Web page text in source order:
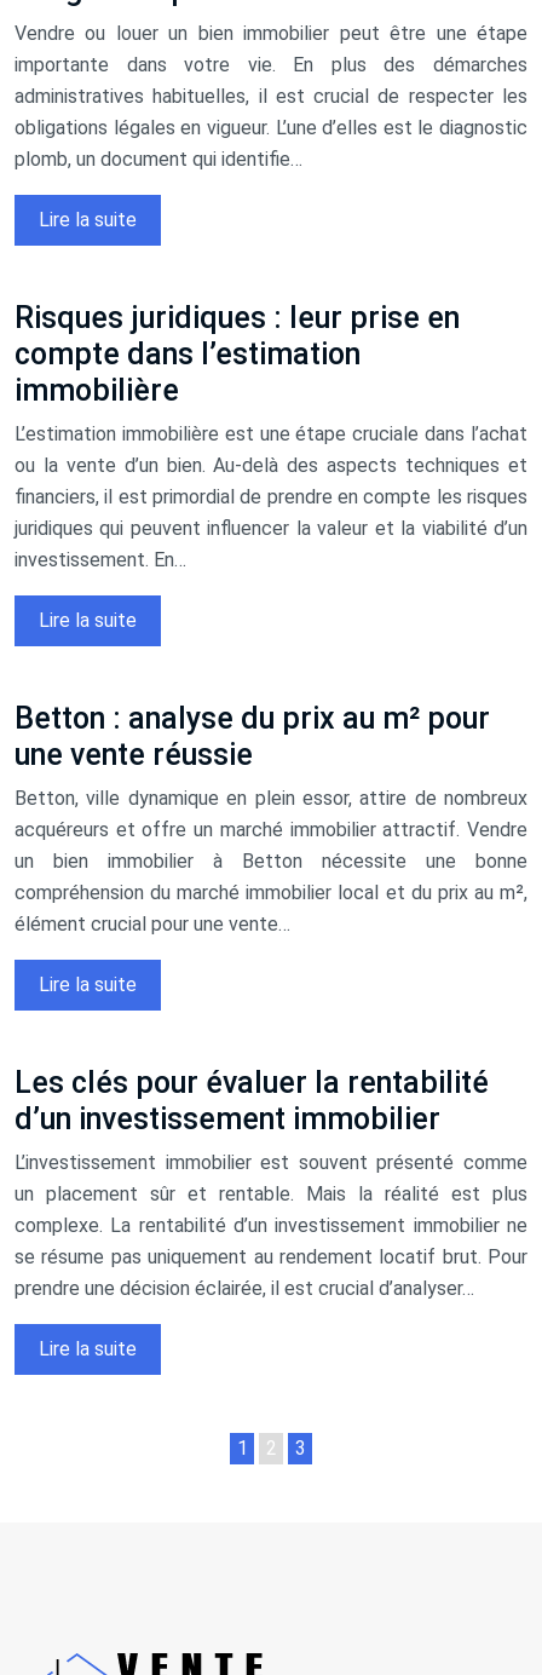
Vendre ou louer un bien immobilier peut être une étape
importante dans votre vie. En plus des démarches
administratives habituelles, il est crucial de respecter les
obligations légales en vigueur. L’une d’elles est le diagnostic
plomb, un document qui identifie…
Lire la suite
Risques juridiques : leur prise en
compte dans l’estimation
immobilière
L’estimation immobilière est une étape cruciale dans l’achat
ou la vente d’un bien. Au-delà des aspects techniques et
financiers, il est primordial de prendre en compte les risques
juridiques qui peuvent influencer la valeur et la viabilité d’un
investissement. En…
Lire la suite
Betton : analyse du prix au m² pour
une vente réussie
Betton, ville dynamique en plein essor, attire de nombreux
acquéreurs et offre un marché immobilier attractif. Vendre
un bien immobilier à Betton nécessite une bonne
compréhension du marché immobilier local et du prix au m²,
élément crucial pour une vente…
Lire la suite
Les clés pour évaluer la rentabilité
d’un investissement immobilier
L’investissement immobilier est souvent présenté comme
un placement sûr et rentable. Mais la réalité est plus
complexe. La rentabilité d’un investissement immobilier ne
se résume pas uniquement au rendement locatif brut. Pour
prendre une décision éclairée, il est crucial d’analyser…
Lire la suite
1 2 3